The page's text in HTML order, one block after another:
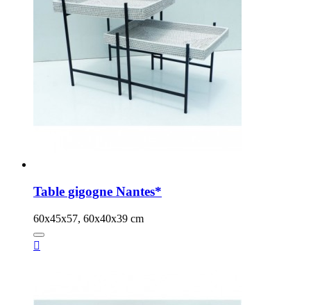
Table gigogne Nantes*
60x45x57, 60x40x39 cm
